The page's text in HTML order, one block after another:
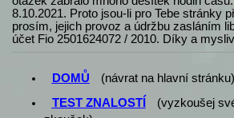
8.10.2021. Proto jsou-li pro Tebe stránky
prosím, jejich provoz a údržbu zasláním
účet Fio 2501624072 / 2010. Díky a
DOMŮ
(návrat na hlavní stránku)
TEST ZNALOSTÍ
(vyzkoušej